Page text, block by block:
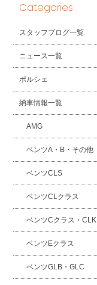
Categories
スタッフブログ一覧
ニュース一覧
ポルシェ
納車情報一覧
AMG
ベンツA・B・その他
ベンツCLS
ベンツCLクラス
ベンツCクラス・CLK
ベンツEクラス
ベンツGLB・GLC